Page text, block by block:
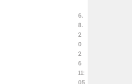
6.
8.
2
0
2
6
11:
05